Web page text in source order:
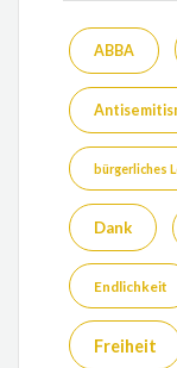
ABBA
bürgerliches
Dank
Endlichkeit
Freiheit